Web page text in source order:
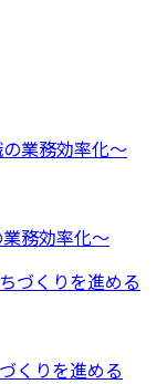
務効率化～
くりを進める